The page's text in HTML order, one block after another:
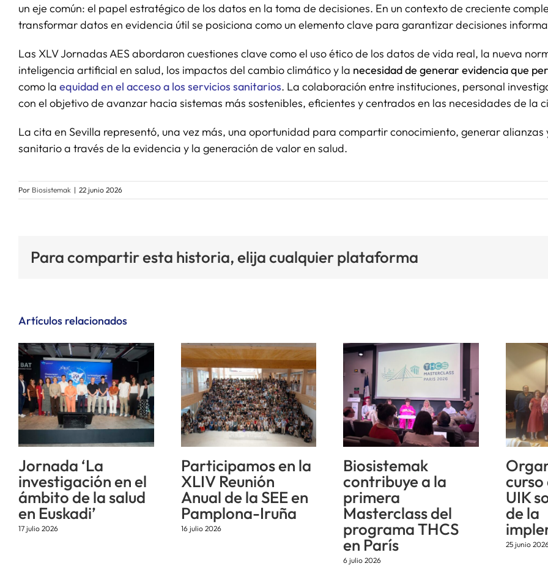
un eje común: el papel estratégico de los datos en la toma de decisiones. En un contexto de creciente
transformar datos en evidencia útil se posiciona como un elemento clave para garantizar decisiones
Las XLV Jornadas AES abordaron cuestiones clave como el uso ético de los datos de vida real, la nueva
inteligencia artificial en salud, los impactos del cambio climático y la necesidad de generar evidencia que
como la equidad en el acceso a los servicios sanitarios. La colaboración entre instituciones, personal
con el objetivo de avanzar hacia sistemas más sostenibles, eficientes y centrados en las necesidades de la
La cita en Sevilla representó, una vez más, una oportunidad para compartir conocimiento, generar
sanitario a través de la evidencia y la generación de valor en salud.
Por Biosistemak | 22 junio 2026
Para compartir esta historia, elija cualquier plataforma
Artículos relacionados
Jornada ‘La
investigación en el
ámbito de la salud
en Euskadi’
17 julio 2026
Participamos en la
XLIV Reunión
Anual de la SEE en
Pamplona-Iruña
16 julio 2026
Biosistemak
contribuye a la
primera
Masterclass del
programa THCS
en París
6 julio 2026
curso
UIK
de la
25 junio